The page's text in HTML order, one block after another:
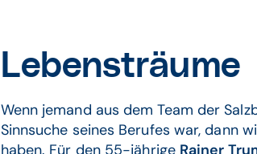
Lebensträume
Wenn jemand aus dem Team der
Sinnsuche seines Berufes war, dann
haben. Für den 55-jährige Rainer